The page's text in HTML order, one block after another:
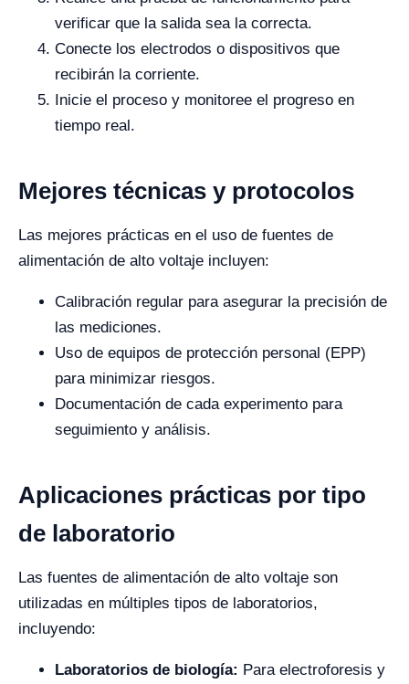
verificar que la salida sea la correcta.
Conecte los electrodos o dispositivos que
recibirán la corriente.
Inicie el proceso y monitoree el progreso en
tiempo real.
Mejores técnicas y protocolos
Las mejores prácticas en el uso de fuentes de
alimentación de alto voltaje incluyen:
Calibración regular para asegurar la precisión de
las mediciones.
Uso de equipos de protección personal (EPP)
para minimizar riesgos.
Documentación de cada experimento para
seguimiento y análisis.
Aplicaciones prácticas por tipo
de laboratorio
Las fuentes de alimentación de alto voltaje son
utilizadas en múltiples tipos de laboratorios,
incluyendo:
Laboratorios de biología: Para electroforesis y